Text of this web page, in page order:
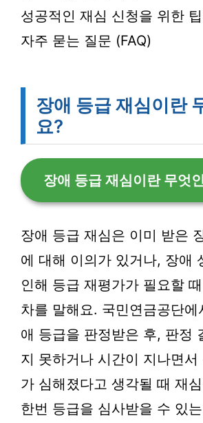
성공적인 재심 신청을 위한 팁
자주 묻는 질문 (FAQ)
장애 등급 재심이란
요?
장애 등급 재심이란 무엇
장애 등급 재심은 이미 받은
에 대해 이의가 있거나, 장애
인해 등급 재평가가 필요할
차를 말해요. 국민연금공단
애 등급을 판정받은 후, 판정
지 못하거나 시간이 지나면서
가 심해졌다고 생각될 때 재
한번 등급을 심사받을 수 있